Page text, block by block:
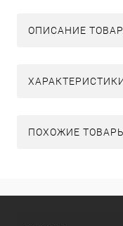
ОПИСАНИЕ
ПОХОЖИЕ